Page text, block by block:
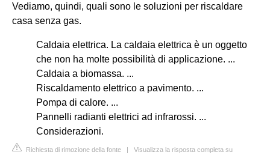
Vediamo, quindi, quali sono le soluzioni per riscaldare
casa senza gas.
Caldaia elettrica. La caldaia elettrica è un oggetto
che non ha molte possibilità di applicazione. ...
Caldaia a biomassa. ...
Riscaldamento elettrico a pavimento. ...
Pompa di calore. ...
Pannelli radianti elettrici ad infrarossi. ...
Considerazioni.
Richiesta di rimozione della fonte | Visualizza la risposta completa su